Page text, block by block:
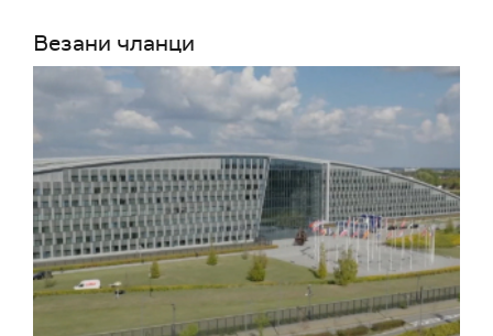
Везани чланци